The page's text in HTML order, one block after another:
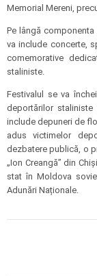
Memorial Mereni,
Pe lângă
va include concerte,
comemorative
staliniste.
Festivalul se va
deportărilor staliniste
include depuneri de
adus victimelor
dezbatere publică, o
„Ion Creangă” din
stat în Moldova
Adunări Naționale.